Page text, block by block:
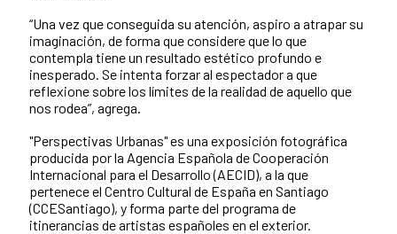
“Una vez que conseguida su atención, aspiro a atrapar su
imaginación, de forma que considere que lo que
contempla tiene un resultado estético profundo e
inesperado. Se intenta forzar al espectador a que
reflexione sobre los límites de la realidad de aquello que
nos rodea”, agrega.
"Perspectivas Urbanas" es una exposición fotográfica
producida por la Agencia Española de Cooperación
Internacional para el Desarrollo (AECID), a la que
pertenece el Centro Cultural de España en Santiago
(CCESantiago), y forma parte del programa de
itinerancias de artistas españoles en el exterior.